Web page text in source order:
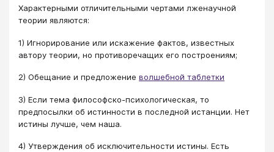
Характерными отличительными чертами лженаучной
теории являются:
1) Игнорирование или искажение фактов, известных
автору теории, но противоречащих его построениям;
2) Обещание и предложение волшебной таблетки
3) Если тема философско-психологическая, то
предпосылки об истинности в последной истанции. Нет
истины лучше, чем наша.
4) Утверждения об исключительности истины. Есть